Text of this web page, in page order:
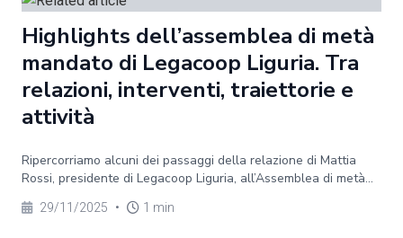
Highlights dell’assemblea di metà
mandato di Legacoop Liguria. Tra
relazioni, interventi, traiettorie e
attività
Ripercorriamo alcuni dei passaggi della relazione di Mattia
Rossi, presidente di Legacoop Liguria, all’Assemblea di metà...
29/11/2025 • 1 min